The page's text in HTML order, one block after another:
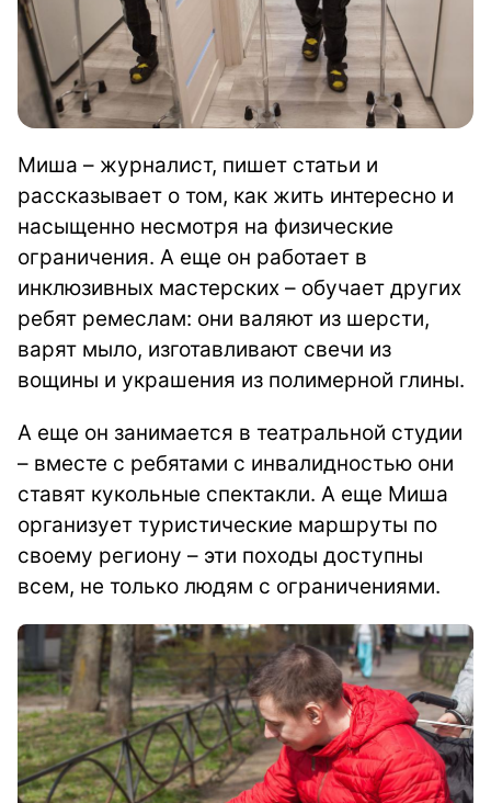
Миша – журналист, пишет статьи и
рассказывает о том, как жить интересно и
насыщенно несмотря на физические
ограничения. А еще он работает в
инклюзивных мастерских – обучает других
ребят ремеслам: они валяют из шерсти,
варят мыло, изготавливают свечи из
вощины и украшения из полимерной глины.
А еще он занимается в театральной студии
– вместе с ребятами с инвалидностью они
ставят кукольные спектакли. А еще Миша
организует туристические маршруты по
своему региону – эти походы доступны
всем, не только людям с ограничениями.